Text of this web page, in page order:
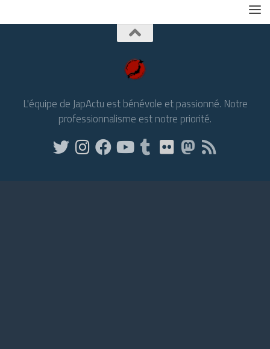
L'équipe de JapActu est bénévole et passionné. Notre
professionnalisme est notre priorité.